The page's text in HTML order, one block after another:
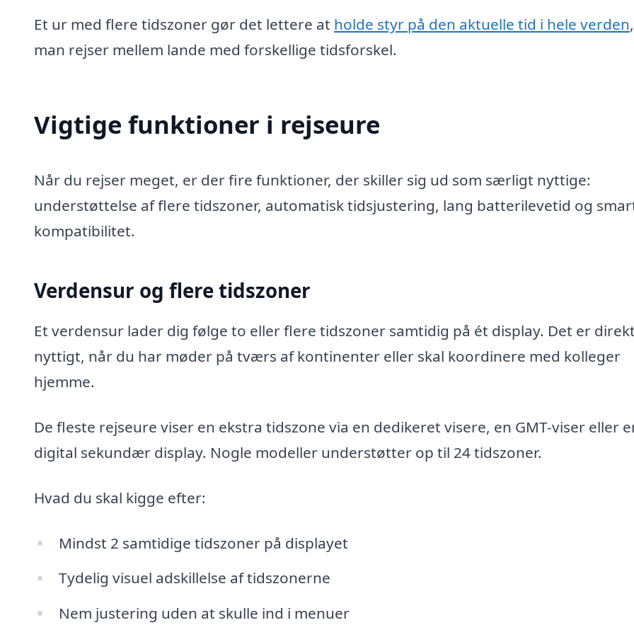
Et ur med flere tidszoner gør det lettere at holde styr på den aktuelle tid i hele verden
man rejser mellem lande med forskellige tidsforskel.
Vigtige funktioner i rejseure
Når du rejser meget, er der fire funktioner, der skiller sig ud som særligt nyttige:
understøttelse af flere tidszoner, automatisk tidsjustering, lang batterilevetid og
kompatibilitet.
Verdensur og flere tidszoner
Et verdensur lader dig følge to eller flere tidszoner samtidig på ét display. Det er
nyttigt, når du har møder på tværs af kontinenter eller skal koordinere med kolleger
hjemme.
De fleste rejseure viser en ekstra tidszone via en dedikeret visere, en GMT-viser eller
digital sekundær display. Nogle modeller understøtter op til 24 tidszoner.
Hvad du skal kigge efter:
Mindst 2 samtidige tidszoner på displayet
Tydelig visuel adskillelse af tidszonerne
Nem justering uden at skulle ind i menuer